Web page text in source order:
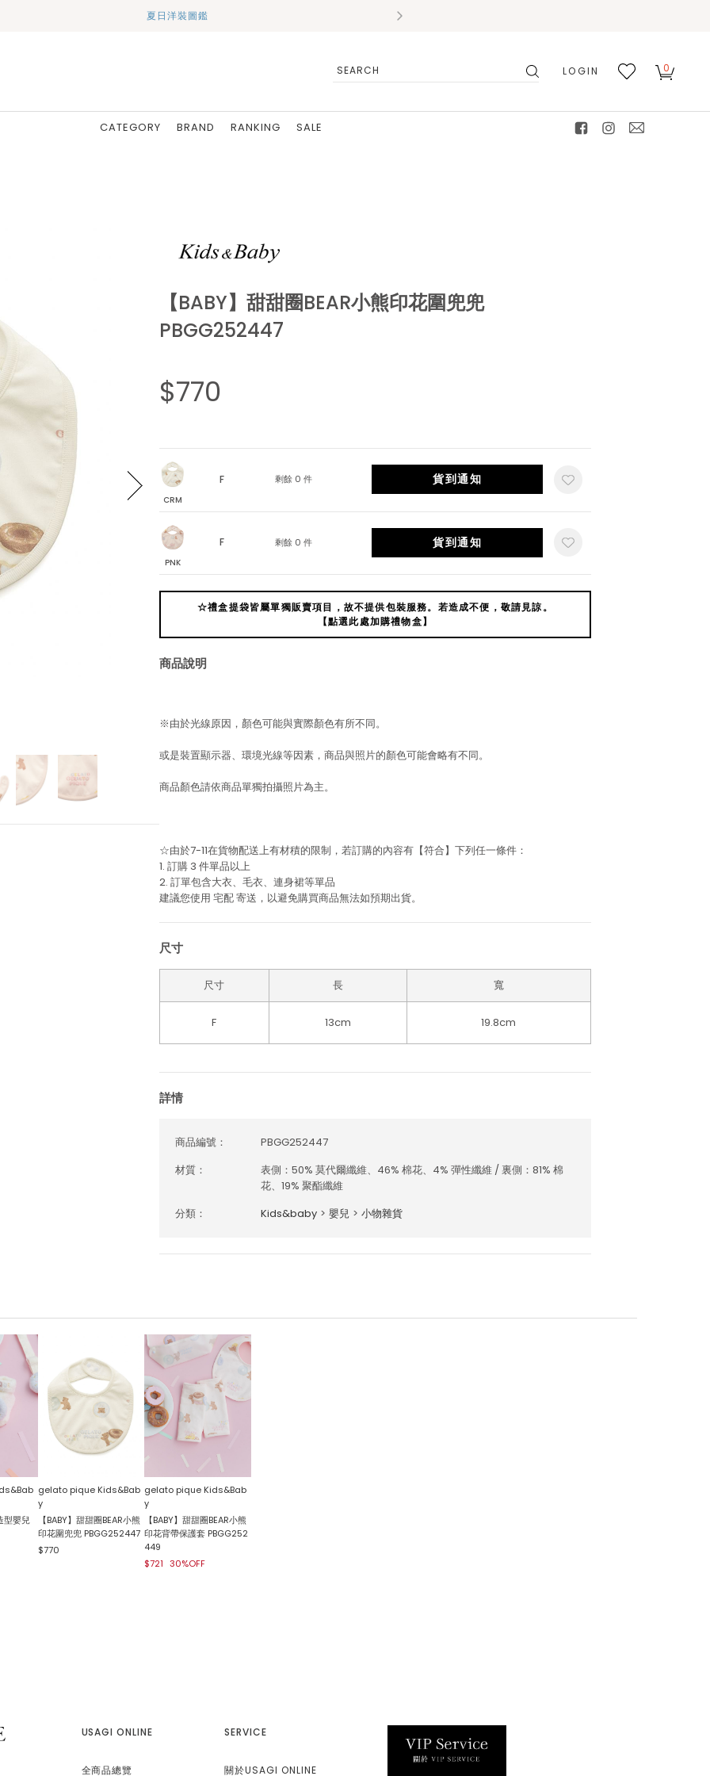
夏日洋裝圖鑑
LOGIN 0
CATEGORY BRAND RANKING
SALE
【BABY】甜甜圈BEAR小熊印花圍兜兜
PBGG252447
$770
CRM
F 剩餘 0 件 貨到通知
PNK
F 剩餘 0 件 貨到通知
☆禮盒提袋皆屬單獨販賣項目，故不提供包裝服務。若造成不便，敬請見諒。
【點選此處加購禮物盒】
商品說明
※由於光線原因，顏色可能與實際顏色有所不同。
或是裝置顯示器、環境光線等因素，商品與照片的顏色可能會略有不同。
商品顏色請依商品單獨拍攝照片為主。
☆由於7-11在貨物配送上有材積的限制，若訂購的內容有【符合】下列任一條件：
1. 訂購 3 件單品以上
2. 訂單包含大衣、毛衣、連身裙等單品
建議您使用 宅配寄送，以避免購買商品無法如預期出貨。
尺寸
尺寸 長 寬
F 13cm 19.8cm
詳情
商品編號：
PBGG252447
材質：
表側：50% 莫代爾纖維、46% 棉花、4% 彈性纖維 / 裏側：81% 棉
花、19% 聚酯纖維
分類：
Kids&baby > 嬰兒 > 小物雜貨
型嬰兒
gelato pique Kids&Bab
y
【BABY】甜甜圈BEAR小熊
印花圍兜兜 PBGG252447
$770
gelato pique Kids&Bab
y
【BABY】甜甜圈BEAR小熊
印花背帶保護套 PBGG252
449
$721 30%OFF
USAGI ONLINE
全商品總覽
SERVICE
關於USAGI ONLINE